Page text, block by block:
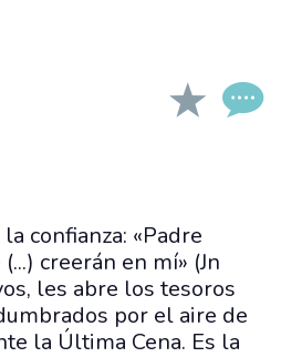
confianza: «Padre
creerán en mí» (Jn
les abre los tesoros
por el aire de
la Última Cena. Es la